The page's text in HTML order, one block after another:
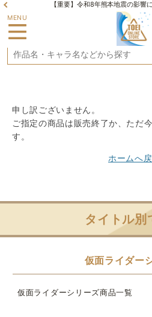
【重要】令和8年熊本地震の影響
MENU
申し訳ございません。
ご指定の商品は販売終了か、ただ
す。
ホームへ
タイトル別
仮面ライダー
仮面ライダーシリーズ商品一覧